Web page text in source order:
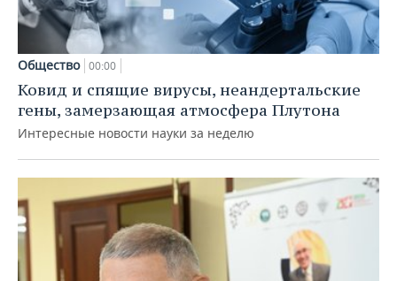
Общество 00:00
Ковид и спящие вирусы, неандертальские
гены, замерзающая атмосфера Плутона
Интересные новости науки за неделю